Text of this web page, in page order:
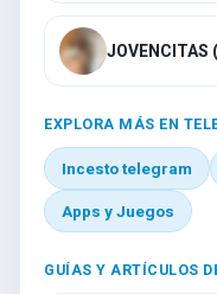
JOVENCITAS
EXPLORA MÁS EN
Incesto telegram
Apps y Juegos
GUÍAS Y ARTÍCULOS